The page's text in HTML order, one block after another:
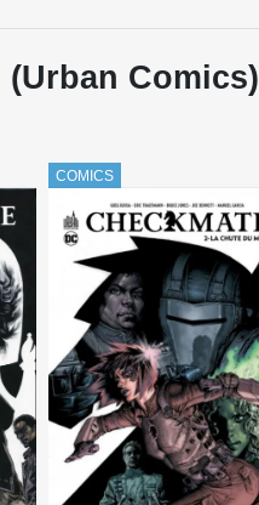
(Urban Comics)
COMICS